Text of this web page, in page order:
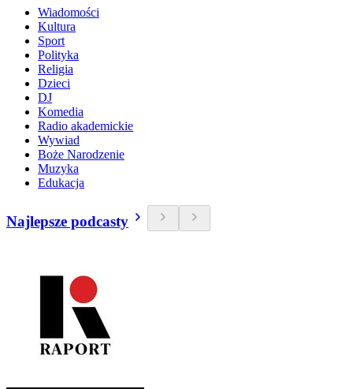
Wiadomości
Kultura
Sport
Polityka
Religia
Dzieci
DJ
Komedia
Radio akademickie
Wywiad
Boże Narodzenie
Muzyka
Edukacja
Najlepsze podcasty